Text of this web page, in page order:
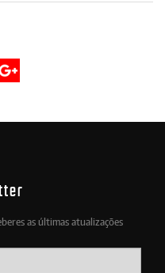
as últimas atualizações